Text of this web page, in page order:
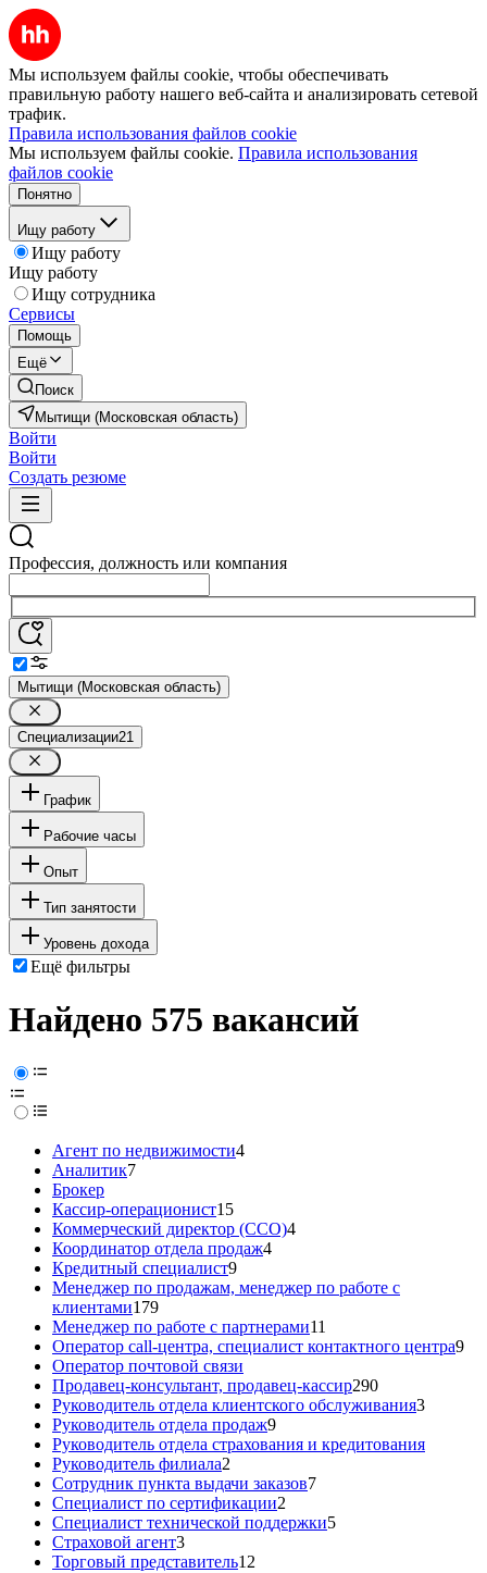
Мы используем файлы cookie, чтобы обеспечивать
правильную работу нашего веб-сайта и анализировать сетевой
трафик.
Правила использования файлов cookie
Мы используем файлы cookie. Правила использования
файлов cookie
Понятно
Ищу работу
Ищу работу
Ищу работу
Ищу сотрудника
Сервисы
Помощь
Ещё
Поиск
Мытищи (Московская область)
Войти
Войти
Создать резюме
Профессия, должность или компания
Мытищи (Московская область)
Специализации21
График
Рабочие часы
Опыт
Тип занятости
Уровень дохода
Ещё фильтры
Найдено 575 вакансий
Агент по недвижимости4
Аналитик7
Брокер
Кассир-операционист15
Коммерческий директор (CCO)4
Координатор отдела продаж4
Кредитный специалист9
Менеджер по продажам, менеджер по работе с
клиентами179
Менеджер по работе с партнерами11
Оператор call-центра, специалист контактного центра9
Оператор почтовой связи
Продавец-консультант, продавец-кассир290
Руководитель отдела клиентского обслуживания3
Руководитель отдела продаж9
Руководитель отдела страхования и кредитования
Руководитель филиала2
Сотрудник пункта выдачи заказов7
Специалист по сертификации2
Специалист технической поддержки5
Страховой агент3
Торговый представитель12